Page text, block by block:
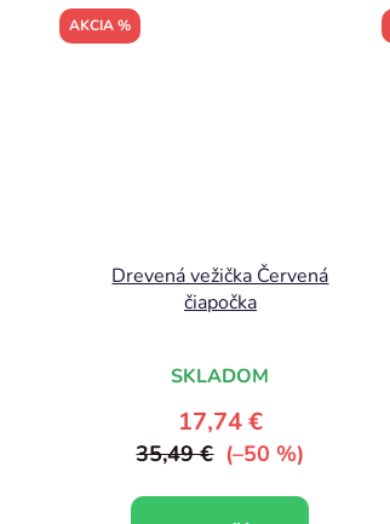
AKCIA %
Drevená vežička Červená
čiapočka
SKLADOM
17,74 €
35,49 € (–50 %)